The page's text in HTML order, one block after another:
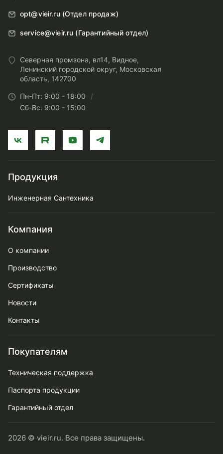
opt@vieir.ru (Отдел продаж)
service@vieir.ru (Гарантийный отдел)
Северная промзона, вл14, Видное,
Ленинский городской округ, Московская
область, 142700
Пн-Пт: 9:00 - 18:00
Сб-Вс: 9:00 - 15:00
Продукция
Инженерная Сантехника
Компания
О компании
Производство
Сертификаты
Новости
Контакты
Покупателям
Техническая поддержка
Паспорта продукции
Гарантийный отдел
2026 © vieir.ru. Все права защищены.